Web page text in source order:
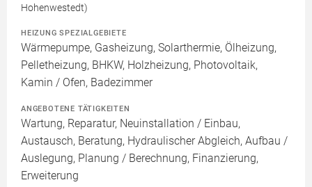
Hohenwestedt)
HEIZUNG SPEZIALGEBIETE
Wärmepumpe, Gasheizung, Solarthermie, Ölheizung,
Pelletheizung, BHKW, Holzheizung, Photovoltaik,
Kamin / Ofen, Badezimmer
ANGEBOTENE TÄTIGKEITEN
Wartung, Reparatur, Neuinstallation / Einbau,
Austausch, Beratung, Hydraulischer Abgleich, Aufbau /
Auslegung, Planung / Berechnung, Finanzierung,
Erweiterung